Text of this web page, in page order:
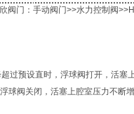
阀门 ：手动阀门>>水力控制阀
过预设直时，浮球阀打开，活塞
球阀关闭，活塞上腔室压力不断